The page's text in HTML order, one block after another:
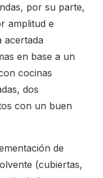
por su parte,
amplitud e
acertada
en base a un
cocinas
dos
con un buen
de
(cubiertas,